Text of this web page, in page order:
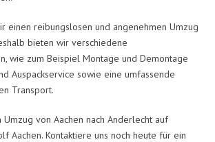
einen reibungslosen und angenehmen Umzug
bieten wir verschiedene
wie zum Beispiel Montage und Demontage
Auspackservice sowie eine umfassende
Transport.
von Aachen nach Anderlecht auf
Aachen. Kontaktiere uns noch heute für ein